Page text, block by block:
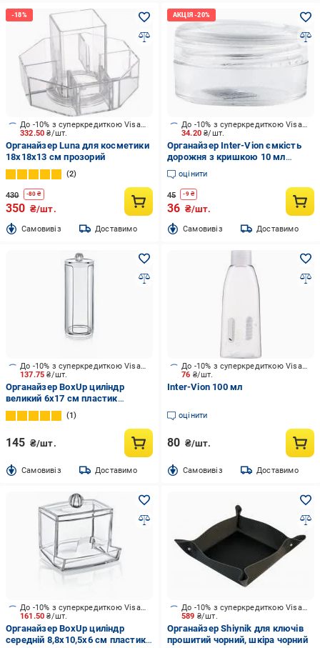
332.50₴/шт.
До -10% з суперкредиткою Visa Вигода
Органайзер Luna для косметики
18х18х13 см прозорий
2
430 -80 ₴
350 ₴/шт.
Cамовивіз Доставимо
34.20₴/шт.
До -10% з суперкредиткою Visa Вигода
Органайзер Inter-Vion ємкість
дорожня з кришкою 10 мл
(499266)
оцінити
45 -9₴
36 ₴/шт.
Cамовивіз Доставимо
137.75₴/шт.
До -10% з суперкредиткою Visa Вигода
Органайзер BoxUp циліндр
великий 6x17 см пластик
прозорий FT-003
1
145 ₴/шт.
Cамовивіз Доставимо
76 ₴/шт.
До -10% з суперкредиткою Visa Вигода
Inter-Vion 100 мл
оцінити
80 ₴/шт.
Cамовивіз Доставимо
161.50₴/шт.
До -10% з суперкредиткою Visa Вигода
Органайзер BoxUp циліндр
середній 8,8x10,5x6 см пластик
589 ₴/шт.
До -10% з суперкредиткою Visa Вигода
Органайзер Shiynik для ключів
прошитий чорний, шкіра чорний